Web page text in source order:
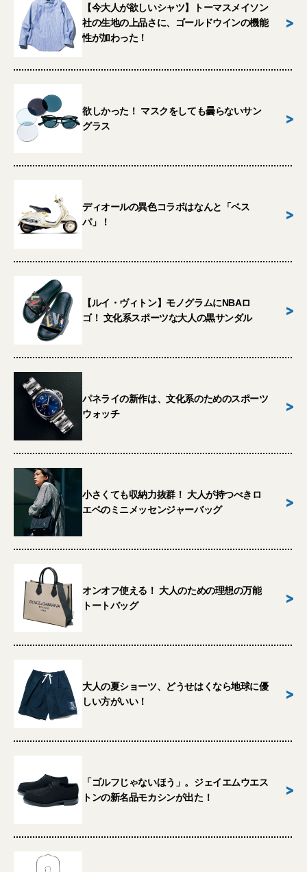
【今大人が欲しいシャツ】トーマスメイソン
社の生地の上品さに、ゴールドウインの機能
性が加わった！
>
欲しかった！ マスクをしても曇らないサン
グラス
>
ディオールの異色コラボはなんと「ベス
パ」！
>
【ルイ・ヴィトン】モノグラムにNBAロ
ゴ！ 文化系スポーツな大人の黒サンダル
>
パネライの新作は、文化系のためのスポーツ
ウォッチ
>
小さくても収納力抜群！ 大人が持つべきロ
エベのミニメッセンジャーバッグ
>
オンオフ使える！ 大人のための理想の万能
トートバッグ
>
大人の夏ショーツ、どうせはくなら地球に優
しい方がいい！
>
「ゴルフじゃないほう」。ジェイエムウエス
トンの新名品モカシンが出た！
>